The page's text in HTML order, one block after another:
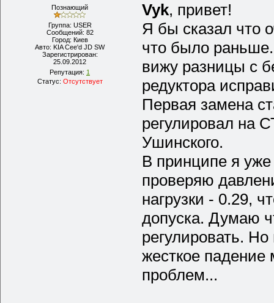
Познающий
Группа: USER
Сообщений: 82
Город: Киев
Авто: KIA Cee'd JD SW
Зарегистрирован:
25.09.2012
Репутация: 1
Статус: Отсутствует
Vyk, привет!
Я бы сказал что
что было раньше.
вижу разницы с
редуктора
Первая замена
регулировал на
Ушинского.
В принципе я уже
проверяю
нагрузки - 0.29,
допуска. Думаю
регулировать.
жесткое
проблем...